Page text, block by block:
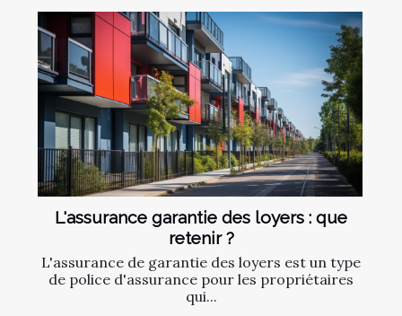
L'assurance garantie des loyers : que
retenir ?
L'assurance de garantie des loyers est un type
de police d'assurance pour les propriétaires
qui...